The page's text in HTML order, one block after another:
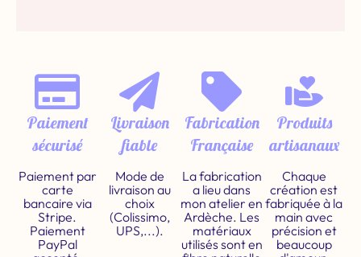
Paiement
sécurisé
Paiement par
carte
bancaire via
Stripe.
Paiement
PayPal
Livraison
fiable
Mode de
livraison au
choix
(Colissimo,
UPS,...).
Fabrication
Française
La fabrication
a lieu dans
mon atelier en
Ardèche. Les
matériaux
utilisés sont en
Produits
artisanaux
Chaque
création est
fabriquée à la
main avec
précision et
beaucoup